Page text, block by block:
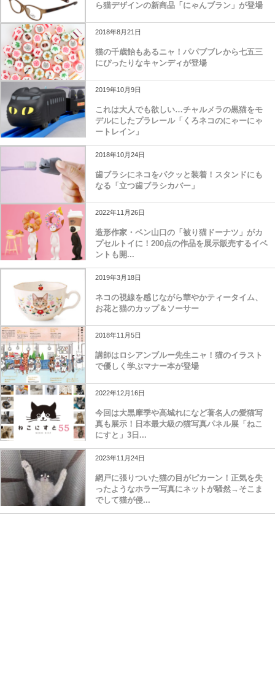
ら猫デザインの新商品「にゃんブラン」が登場
2018年8月21日
猫の千歳飴もあるニャ！パパブブレから七五三
にぴったりなキャンディが登場
2019年10月9日
これは大人でも欲しい…チャルメラの黒猫をモ
デルにしたプラレール「くろネコのにゃーにゃ
ートレイン」
2018年10月24日
歯ブラシにネコをパクッと装着！スタンドにも
なる「立つ歯ブラシカバー」
2022年11月26日
造形作家・ベン山口の「被り猫ドーナツ」がカ
プセルトイに！200点の作品を展示販売するイベ
ントも開...
2019年3月18日
ネコの視線を感じながら華やかティータイム、
お花と猫のカップ＆ソーサー
2018年11月5日
講師はロシアンブルー先生ニャ！猫のイラスト
で優しく学ぶマナー本が登場
2022年12月16日
今回は大黒摩季や高城れになど著名人の愛猫写
真も展示！日本最大級の猫写真パネル展「ねこ
にすと」3日...
2023年11月24日
網戸に張りついた猫の目がピカーン！正気を失
ったようなホラー写真にネットが騒然→そこま
でして猫が侵...